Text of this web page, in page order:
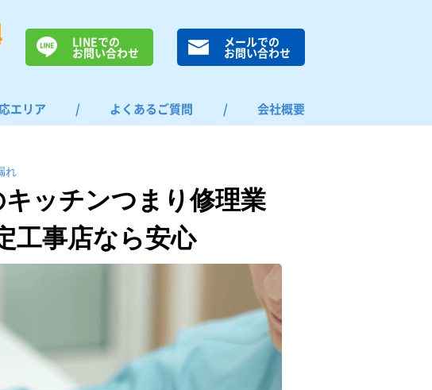
LINEでの
お問い合わせ
メールでの
お問い合わせ
エリア / よくあるご質問 / 会社概要
れ
キッチンつまり修理業
工事店なら安心